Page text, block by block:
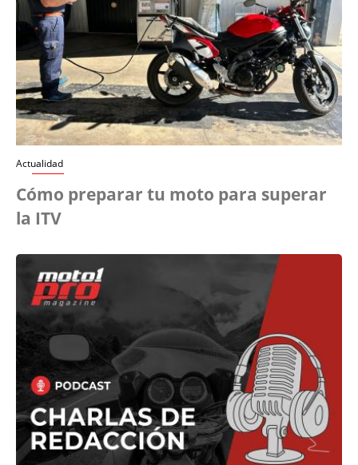
Actualidad
Cómo preparar tu moto para superar
la ITV